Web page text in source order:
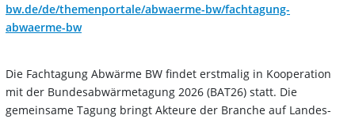
bw.de/de/themenportale/abwaerme-bw/fachtagung-
abwaerme-bw
Die Fachtagung Abwärme BW findet erstmalig in Kooperation
mit der Bundesabwärmetagung 2026 (BAT26) statt. Die
gemeinsame Tagung bringt Akteure der Branche auf Landes-